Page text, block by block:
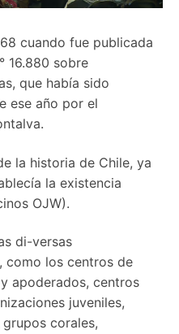
cuando fue publicada
16.880 sobre
que había sido
ese año por el
la historia de Chile, ya
la existencia
OJW).
di-versas
como los centros de
apoderados, centros
juveniles,
corales,